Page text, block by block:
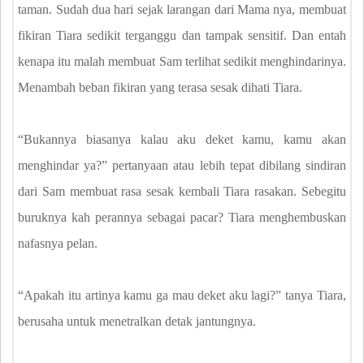
taman. Sudah dua hari sejak larangan dari Mama nya, membuat
fikiran Tiara sedikit terganggu dan tampak sensitif. Dan entah
kenapa itu malah membuat Sam terlihat sedikit menghindarinya.
Menambah beban fikiran yang terasa sesak dihati Tiara.
“Bukannya biasanya kalau aku deket kamu, kamu akan
menghindar ya?” pertanyaan atau lebih tepat dibilang sindiran
dari Sam membuat rasa sesak kembali Tiara rasakan. Sebegitu
buruknya kah perannya sebagai pacar? Tiara menghembuskan
nafasnya pelan.
“Apakah itu artinya kamu ga mau deket aku lagi?” tanya Tiara,
berusaha untuk menetralkan detak jantungnya.